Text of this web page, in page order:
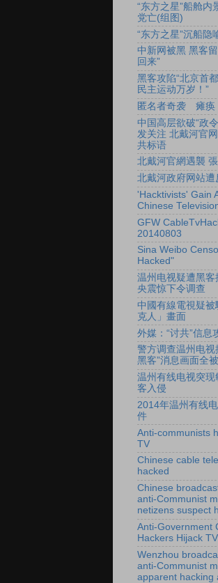
“东方之星”船舱内
党亡(组图)
“东方之星”沉船隐
中新网被黑 黑客
回来”
黑客攻陷“北京首
民主运动万岁！”
匿名者奇袭 瘫痪
中国高层欲破“政
发关注 北戴河官
共标语
北戴河官網遇襲
北戴河政府网站
'Hacktivists' Gain
Chinese
GFW
20140803
Sina Weibo
Hacked"
温州电视疑遭黑客
央震惊下令调查
中國有線電視疑被
克人」畫面
外媒：“讨共”信息
警方调查温州电视
黑客”消息画面全
温州有线电视突
客入侵
2014年温州有线
件
Anti-communists
TV
Chinese cable
hacked
Chinese
anti-Communist
netizens suspect
Anti-Government
Hackers Hijack
Wenzhou
anti-Communist
apparent hacking